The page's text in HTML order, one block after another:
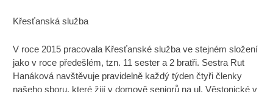
Křesťanská služba
V roce 2015 pracovala Křesťanské služba ve stejném složení
jako v roce předešlém, tzn. 11 sester a 2 bratři. Sestra Rut
Hanáková navštěvuje pravidelně každý týden čtyři členky
našeho sboru, které žijí v domově seniorů na ul. Věstonické v